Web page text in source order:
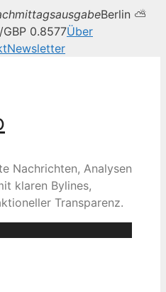
Berlin ⛅
GBP 0.8577Über
Newsletter
Nachrichten, Analysen
klaren Bylines,
Transparenz.